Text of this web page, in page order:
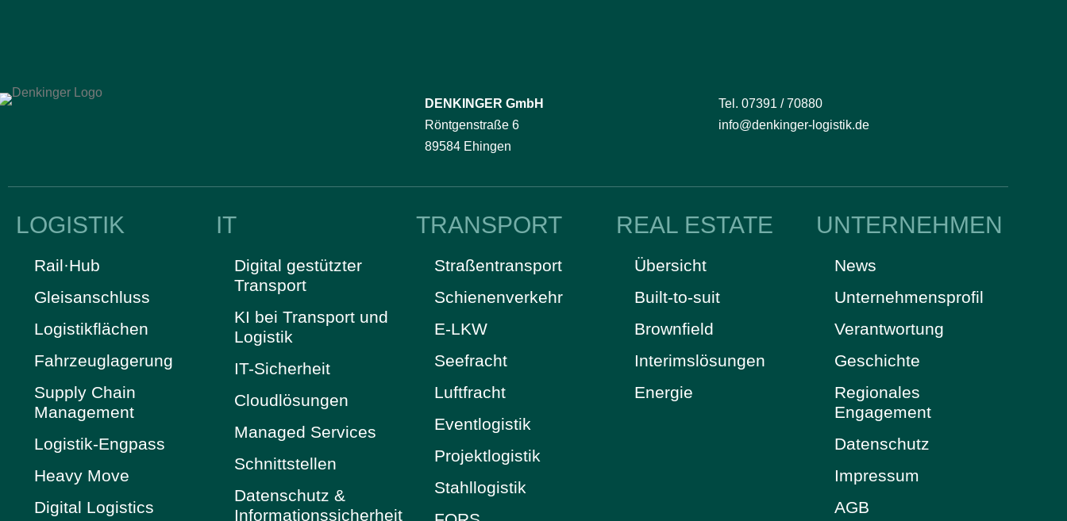
DENKINGER GmbH
Röntgenstraße 6
89584 Ehingen
Tel. 07391 / 70880
info@denkinger-logistik.de
LOGISTIK
Rail·Hub
Gleisanschluss
Logistikflächen
Fahrzeuglagerung
Supply Chain
Management
Logistik-Engpass
Heavy Move
Digital Logistics
IT
Digital gestützter
Transport
KI bei Transport und
Logistik
IT-Sicherheit
Cloudlösungen
Managed Services
Schnittstellen
Datenschutz &
Informationssicherheit
TRANSPORT
Straßentransport
Schienenverkehr
E-LKW
Seefracht
Luftfracht
Eventlogistik
Projektlogistik
Stahllogistik
REAL ESTATE
Übersicht
Built-to-suit
Brownfield
Interimslösungen
Energie
UNTERNEHMEN
News
Unternehmensprofil
Verantwortung
Geschichte
Regionales
Engagement
Datenschutz
Impressum
AGB